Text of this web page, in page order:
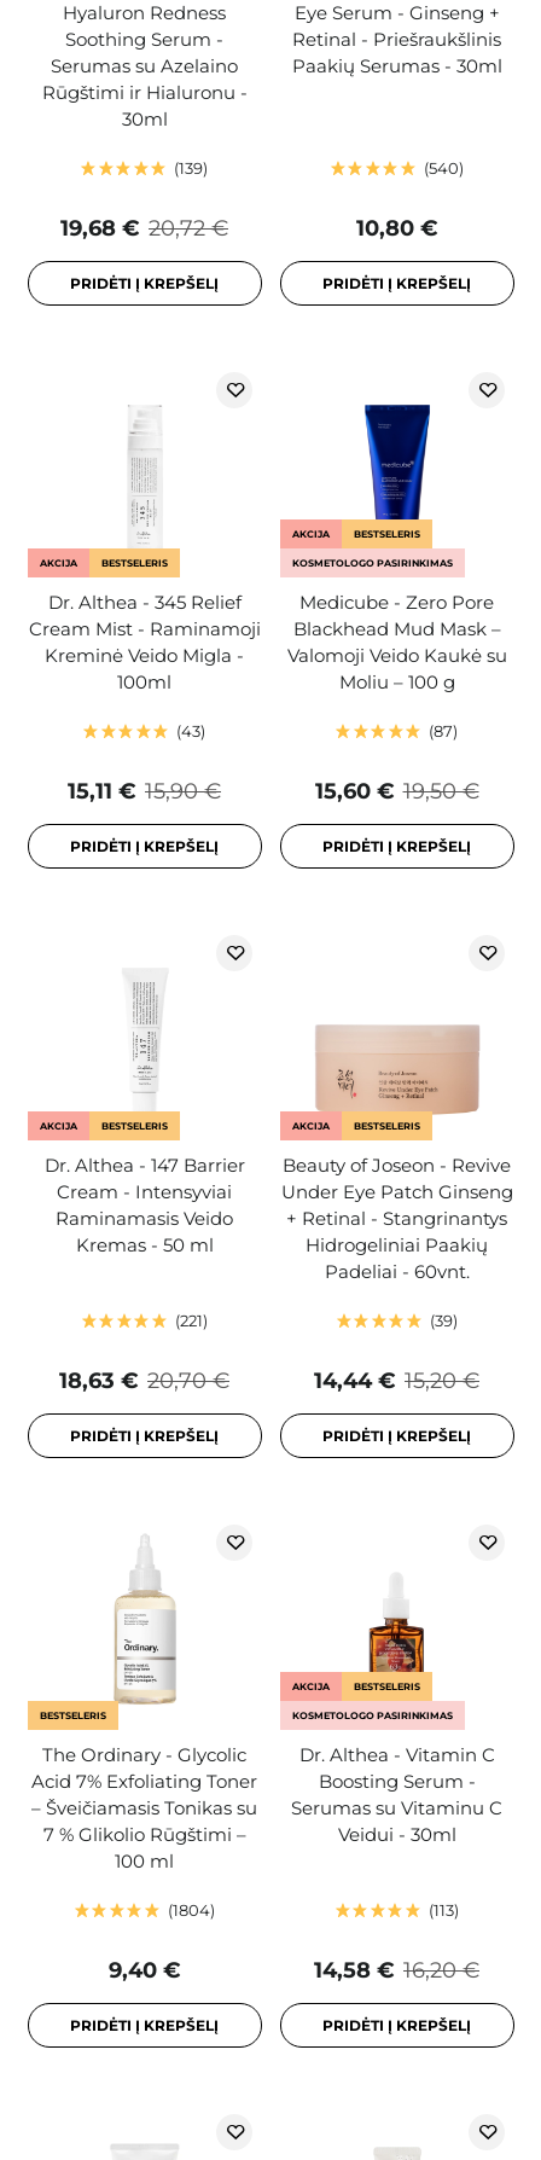
Hyaluron Redness
Soothing Serum -
Serumas su Azelaino
Rūgštimi ir Hialuronu -
30ml
139
20,72 €
19,68 €
PRIDĖTI Į KREPŠELĮ
Eye Serum - Ginseng +
Retinal - Priešraukšlinis
Paakių Serumas - 30ml
540
10,80 €
PRIDĖTI Į KREPŠELĮ
AKCIJA BESTSELERIS
Dr. Althea - 345 Relief
Cream Mist - Raminamoji
Kreminė Veido Migla -
100ml
43
15,90 €
15,11 €
PRIDĖTI Į KREPŠELĮ
AKCIJA BESTSELERIS
KOSMETOLOGO PASIRINKIMAS
Medicube - Zero Pore
Blackhead Mud Mask –
Valomoji Veido Kaukė su
Moliu – 100 g
87
19,50 €
15,60 €
PRIDĖTI Į KREPŠELĮ
AKCIJA BESTSELERIS
Dr. Althea - 147 Barrier
Cream - Intensyviai
Raminamasis Veido
Kremas - 50 ml
221
20,70 €
18,63 €
PRIDĖTI Į KREPŠELĮ
AKCIJA BESTSELERIS
Beauty of Joseon - Revive
Under Eye Patch Ginseng
+ Retinal - Stangrinantys
Hidrogeliniai Paakių
Padeliai - 60vnt.
39
15,20 €
14,44 €
PRIDĖTI Į KREPŠELĮ
BESTSELERIS
The Ordinary - Glycolic
Acid 7% Exfoliating Toner
– Šveičiamasis Tonikas su
7 % Glikolio Rūgštimi –
100 ml
1804
9,40 €
PRIDĖTI Į KREPŠELĮ
AKCIJA BESTSELERIS
KOSMETOLOGO PASIRINKIMAS
Dr. Althea - Vitamin C
Boosting Serum -
Serumas su Vitaminu C
Veidui - 30ml
113
16,20 €
14,58 €
PRIDĖTI Į KREPŠELĮ